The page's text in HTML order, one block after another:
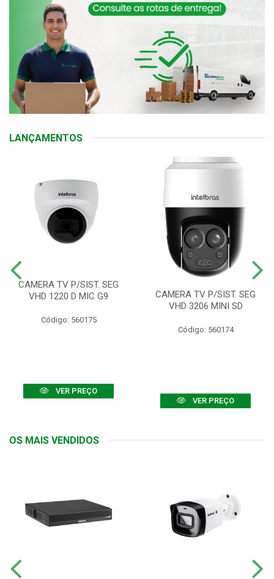
LANÇAMENTOS
CAMERA TV P/SIST. SEG
VHD 1220 D MIC G9
Código: 560175
VER PREÇO
CAMERA TV P/SIST. SEG
VHD 3206 MINI SD
Código: 560174
VER PREÇO
OS MAIS VENDIDOS